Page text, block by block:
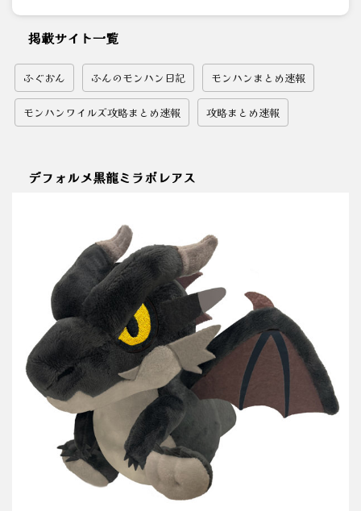
掲載サイト一覧
ふぐおん ふんのモンハン日記 モンハンまとめ速報
モンハンワイルズ攻略まとめ速報 攻略まとめ速報
デフォルメ黒龍ミラボレアス